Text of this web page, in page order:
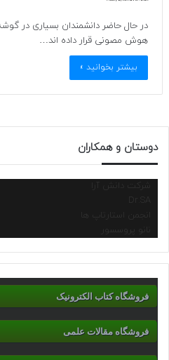
در حال حاضر دانشمندان بسیاری در گوشه
هوش مصونی قرار داده اند…
بیشتر بخوانید »
دوستان و همکاران
شرکت دانش آرا
انجمن استارتاپ ها
نانو پروسسور
فروشگاه کتاب الکترونیک
فروشگاه مقالات علمی